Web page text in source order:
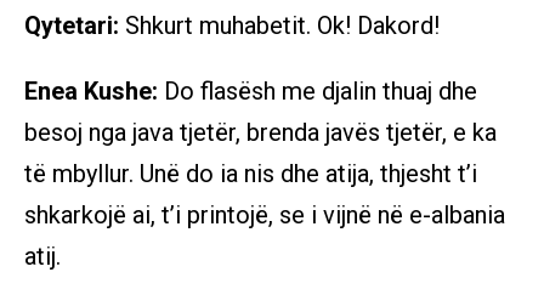
Qytetari: Shkurt muhabetit. Ok! Dakord!
Enea Kushe: Do flasësh me djalin thuaj dhe
besoj nga java tjetër, brenda javës tjetër, e ka
të mbyllur. Unë do ia nis dhe atija, thjesht t’i
shkarkojë ai, t’i printojë, se i vijnë në e-albania
atij.